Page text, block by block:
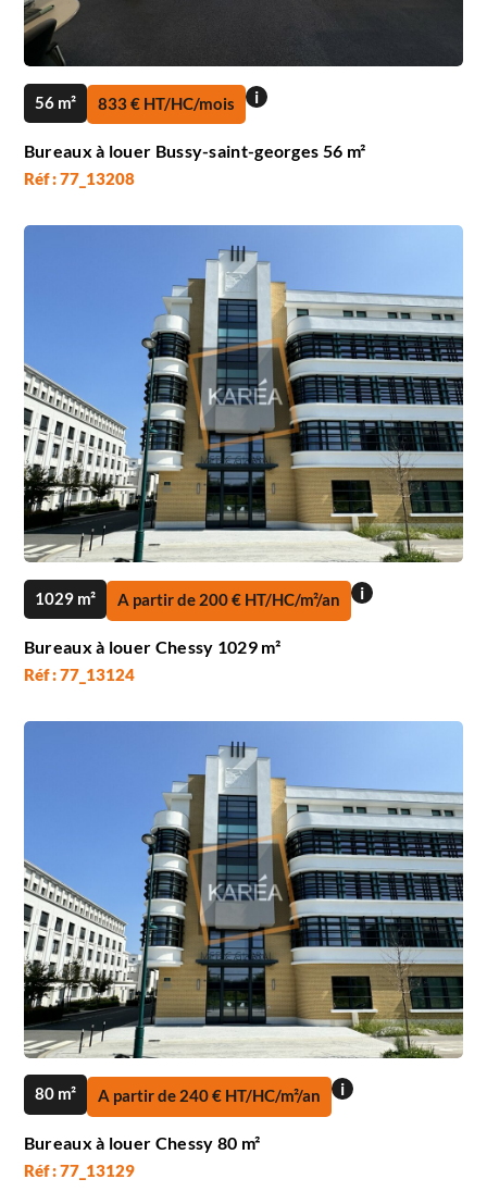
56 m² 833 € HT/HC/mois i
Bureaux à louer Bussy-saint-georges 56 m²
Réf : 77_13208
1029 m² A partir de 200 € HT/HC/m²/an i
Bureaux à louer Chessy 1029 m²
Réf : 77_13124
80 m² A partir de 240 € HT/HC/m²/an i
Bureaux à louer Chessy 80 m²
Réf : 77_13129